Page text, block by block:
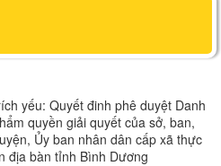
yếu: Quyết đinh phê duyệt Danh
quyền giải quyết của sở, ban,
Ủy ban nhân dân cấp xã thực
địa bàn tỉnh Bình Dương